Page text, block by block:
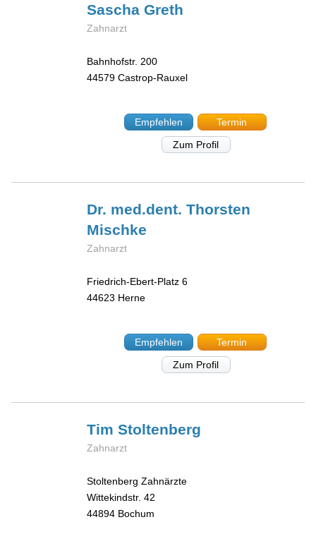
SaschaGreth
Zahnarzt
Bahnhofstr. 200
44579 Castrop-Rauxel
Empfehlen
Termin
Zum Profil
Dr. med.dent. Thorsten
Mischke
Zahnarzt
Friedrich-Ebert-Platz 6
44623 Herne
Empfehlen
Termin
Zum Profil
TimStoltenberg
Zahnarzt
Stoltenberg Zahnärzte
Wittekindstr. 42
44894 Bochum